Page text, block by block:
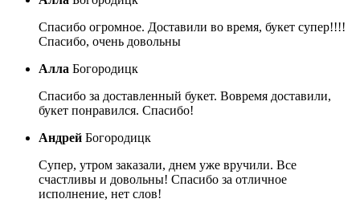
Спасибо огромное. Доставили во время, букет супер!!!!
Спасибо, очень довольны
Алла Богородицк
Спасибо за доставленный букет. Вовремя доставили,
букет понравился. Спасибо!
Андрей Богородицк
Супер, утром заказали, днем уже вручили. Все
счастливы и довольны! Спасибо за отличное
исполнение, нет слов!